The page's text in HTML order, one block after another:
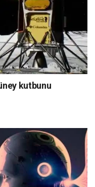
kutbunu